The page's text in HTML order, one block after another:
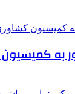
به